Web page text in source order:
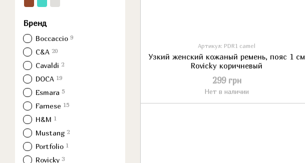
Артикул: PDR1 camel
Узкий женский кожаный ремень, пояс 1 см
Rovicky коричневый
299 грн
Нет в наличии
Бренд
Boccaccio 9
C&A 20
Cavaldi 2
DOCA 19
Esmara 5
Farnese 15
H&M 1
Mustang 2
Portfolio 1
Rovicky 3